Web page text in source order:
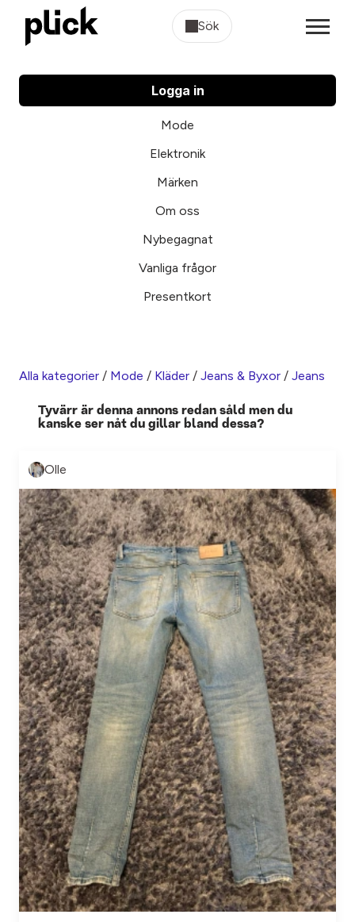
Sök
Logga in
Mode
Elektronik
Märken
Om oss
Nybegagnat
Vanliga frågor
Presentkort
Alla kategorier / Mode / Kläder / Jeans & Byxor / Jeans
Tyvärr är denna annons redan såld men du
kanske ser nåt du gillar bland dessa?
Olle